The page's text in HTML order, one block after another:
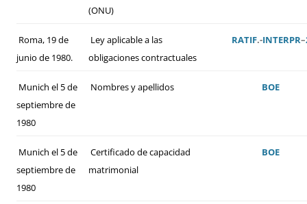
(ONU)
Roma, 19 de
junio de 1980.
Ley aplicable a las
obligaciones contractuales
RATIF.-INTERPR–
Munich el 5 de
septiembre de
1980
Nombres y apellidos BOE
Munich el 5 de
septiembre de
1980
Certificado de capacidad
matrimonial
BOE